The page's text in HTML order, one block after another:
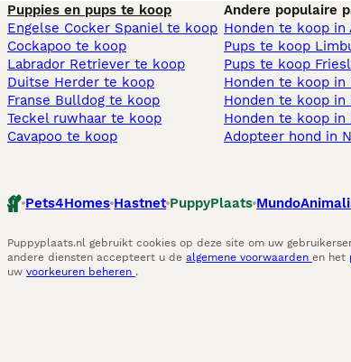
Puppies en pups te koop
Engelse Cocker Spaniel te koop
Cockapoo te koop
Labrador Retriever te koop
Duitse Herder te koop
Franse Bulldog te koop
Teckel ruwhaar te koop
Cavapoo te koop
Andere populaire
Honden te koop in
Pups te koop
Pups te koop
Honden te koop in
Honden te koop in
Honden te koop in
Adopteer hond in
Pets4Homes Hastnet PuppyPlaats
Puppyplaats.nl gebruikt cookies op deze site om uw
andere diensten accepteert u de algemene voorwaarden en het
uw voorkeuren beheren .